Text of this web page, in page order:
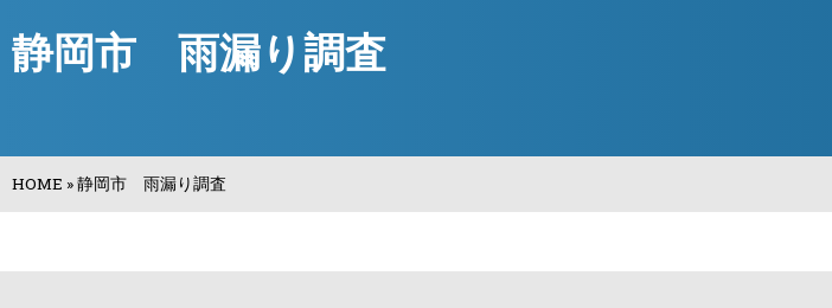
静岡市 雨漏り調査
HOME »静岡市 雨漏り調査